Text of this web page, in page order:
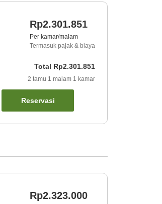
Rp2.301.851
Per kamar/malam
Termasuk pajak & biaya
Total Rp2.301.851
2 tamu 1 malam 1 kamar
Reservasi
Rp2.323.000